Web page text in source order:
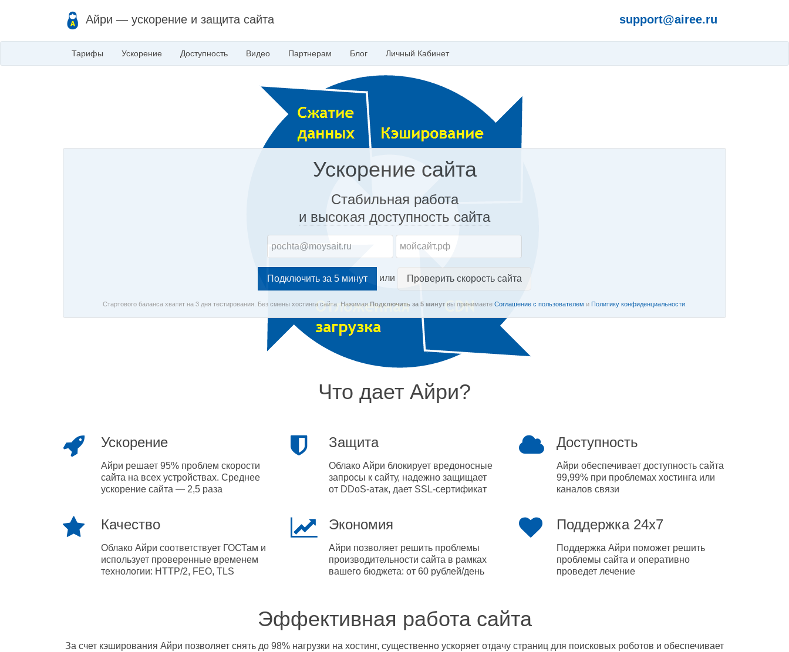
Айри — ускорение и защита сайта support@airee.ru
Тарифы Ускорение Доступность Видео Партнерам Блог Личный Кабинет
Ускорение сайта
Стабильная работа
и высокая доступность сайта
или Проверить скорость сайта
Стартового баланса хватит на 3 дня тестирования. Без смены хостинга сайта. Нажимая Подключить за 5 минутвы принимаете Соглашение с пользователем и Политику конфиденциальности.
Что дает Айри?
Ускорение
Айри решает 95% проблем скорости
сайта на всех устройствах. Среднее
ускорение сайта — 2,5 раза
Защита
Облако Айри блокирует вредоносные
запросы к сайту, надежно защищает
от DDoS-атак, дает SSL-сертификат
Доступность
Айри обеспечивает доступность сайта
99,99% при проблемах хостинга или
каналов связи
Качество
Облако Айри соответствует ГОСТам и
использует проверенные временем
технологии: HTTP/2, FEO, TLS
Экономия
Айри позволяет решить проблемы
производительности сайта в рамках
вашего бюджета: от 60 рублей/день
Поддержка 24x7
Поддержка Айри поможет решить
проблемы сайта и оперативно
проведет лечение
Эффективная работа сайта
За счет кэширования Айри позволяет снять до 98% нагрузки на хостинг, существенно ускоряет отдачу страниц для поисковых роботов и обеспечивает